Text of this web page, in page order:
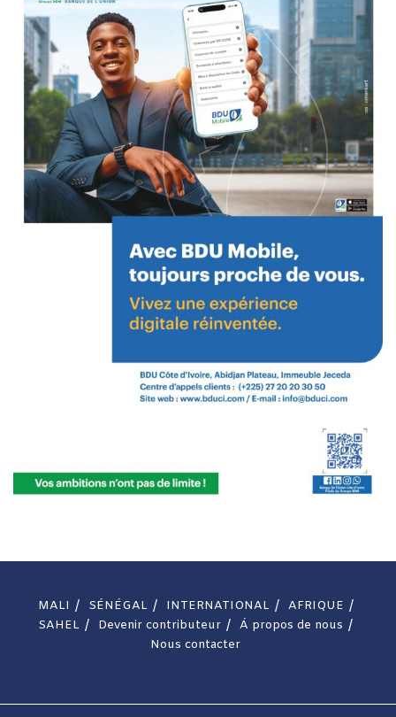
MALI SÉNÉGAL INTERNATIONAL
AFRIQUE
SAHEL
Devenir contributeur
Á propos de nous
Nous contacter